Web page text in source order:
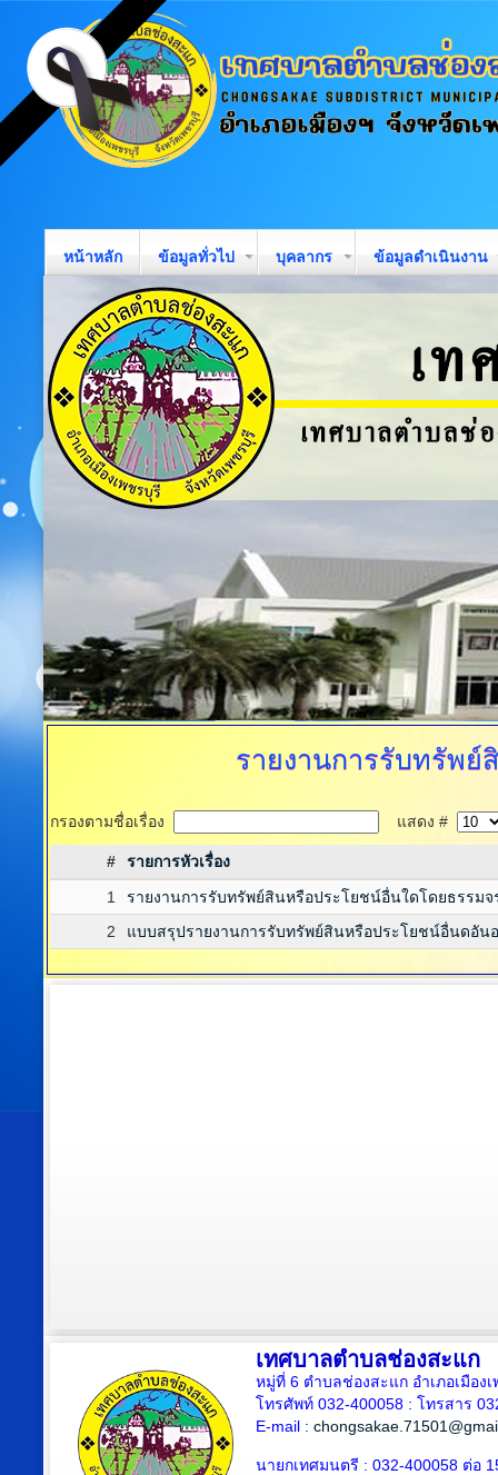
หน้าหลัก ข้อมูลทั่วไป บุคลากร ข้อมูลดำเนินงาน
รายงานการรับทรัพย์
กรองตามชื่อเรื่อง แสดง #
#
รายการหัวเรื่อง
1
รายงานการรับทรัพย์สินหรือประโยชน์อื่นใดโดยธรรมจ
2
แบบสรุปรายงานการรับทรัพย์สินหรือประโยชน์อื่นดอัน
เทศบาลตำบลช่องสะแก
หมู่ที่ 6 ตำบลช่องสะแก อำเภอเมือง
โทรศัพท์ 032-400058 : โทรสาร
E-mail :
นายกเทศมนตรี : 032-400058 ต่อ